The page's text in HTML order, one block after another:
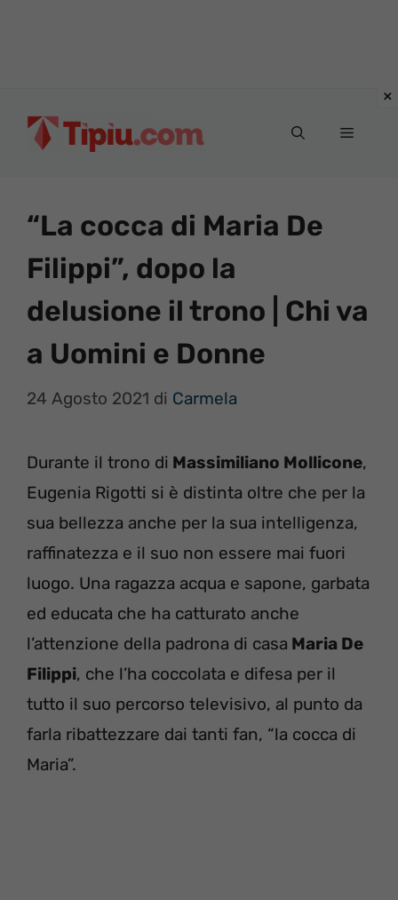
Menu
“La cocca di Maria De
Filippi”, dopo la
delusione il trono | Chi va
a Uomini e Donne
24 Agosto 2021 di Carmela
Durante il trono di Massimiliano Mollicone,
Eugenia Rigotti si è distinta oltre che per la
sua bellezza anche per la sua intelligenza,
raffinatezza e il suo non essere mai fuori
luogo. Una ragazza acqua e sapone, garbata
ed educata che ha catturato anche
l’attenzione della padrona di casa Maria De
Filippi, che l’ha coccolata e difesa per il
tutto il suo percorso televisivo, al punto da
farla ribattezzare dai tanti fan, “la cocca di
Maria”.